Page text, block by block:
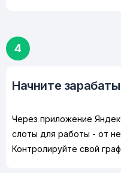
4
Начните
Через приложение
слоты для работы - от
Контролируйте свой